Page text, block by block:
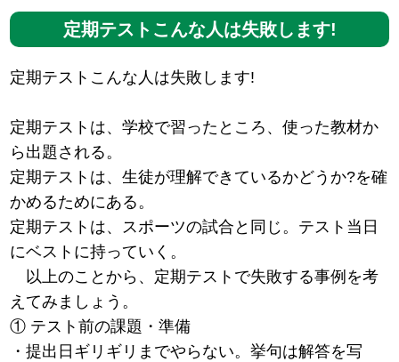
定期テストこんな人は失敗します!
定期テストこんな人は失敗します!
定期テストは、学校で習ったところ、使った教材か
ら出題される。
定期テストは、生徒が理解できているかどうか?を確
かめるためにある。
定期テストは、スポーツの試合と同じ。テスト当日
にベストに持っていく。
以上のことから、定期テストで失敗する事例を考
えてみましょう。
① テスト前の課題・準備
・提出日ギリギリまでやらない。挙句は解答を写